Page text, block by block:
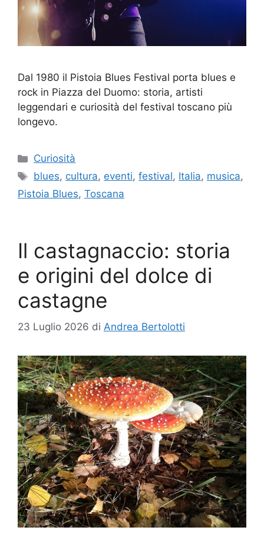
Dal 1980 il Pistoia Blues Festival porta blues e
rock in Piazza del Duomo: storia, artisti
leggendari e curiosità del festival toscano più
longevo.
Categorie
Curiosità
Tag
blues, cultura, eventi,festival, Italia, musica,
Pistoia Blues, Toscana
Il castagnaccio: storia
e origini del dolce di
castagne
23 Luglio 2026 di Andrea Bertolotti